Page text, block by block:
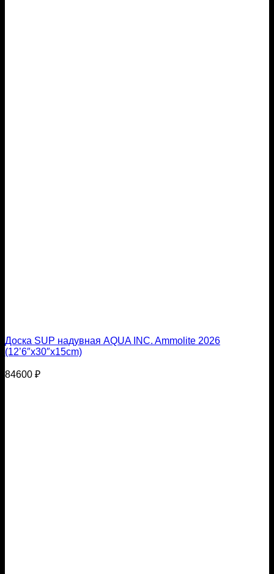
Доска SUP надувная AQUA INC. Ammolite 2026
(12’6″x30″х15cm)
84600 ₽